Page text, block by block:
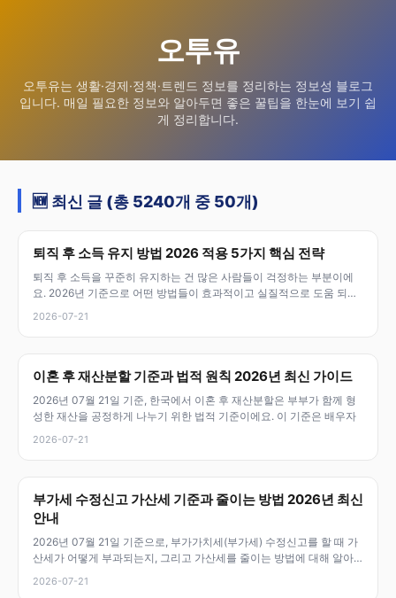
오투유
오투유는 생활·경제·정책·트렌드 정보를 정리하는 정보성 블로그
입니다. 매일 필요한 정보와 알아두면 좋은 꿀팁을 한눈에 보기 쉽
게 정리합니다.
🆕 최신 글 (총 5240개 중 50개)
퇴직 후 소득 유지 방법 2026 적용 5가지 핵심 전략
퇴직 후 소득을 꾸준히 유지하는 건 많은 사람들이 걱정하는 부분이에
요. 2026년 기준으로 어떤 방법들이 효과적이고 실질적으로 도움 되는
2026-07-21
이혼 후 재산분할 기준과 법적 원칙 2026년 최신 가이드
2026년 07월 21일 기준, 한국에서 이혼 후 재산분할은 부부가 함께 형
성한 재산을 공정하게 나누기 위한 법적 기준이에요. 이 기준은 배우자
2026-07-21
부가세 수정신고 가산세 기준과 줄이는 방법 2026년 최신
안내
2026년 07월 21일 기준으로, 부가가치세(부가세) 수정신고를 할 때 가
산세가 어떻게 부과되는지, 그리고 가산세를 줄이는 방법에 대해 알아
2026-07-21